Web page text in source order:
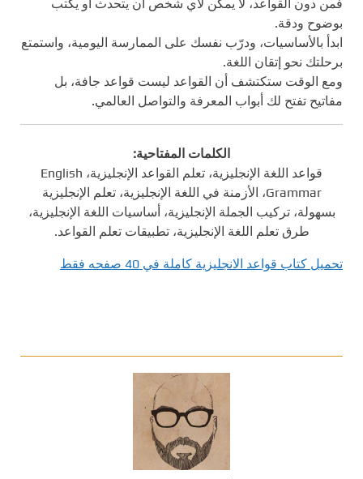
فمن دون القواعد، لا يمكن لأي شخص أن يتحدث أو يكتب
بوضوح ودقة.
ابدأ بالأساسيات، ودرّب نفسك على الممارسة اليومية، واستمتع
برحلتك نحو إتقان اللغة.
ومع الوقت ستكتشف أن القواعد ليست قواعد جافة، بل
مفاتيح تفتح لك أبواب المعرفة والتواصل العالمي.
الكلمات المفتاحية:
قواعد اللغة الإنجليزية، تعلم القواعد الإنجليزية، English
Grammar، الأزمنة في اللغة الإنجليزية، تعلم الإنجليزية
بسهولة، تركيب الجملة الإنجليزية، أساسيات اللغة الإنجليزية،
طرق تعلم اللغة الإنجليزية، تطبيقات تعلم القواعد.
تحميل كتاب قواعد الانجليزية كاملة في 40 صفحه فقط